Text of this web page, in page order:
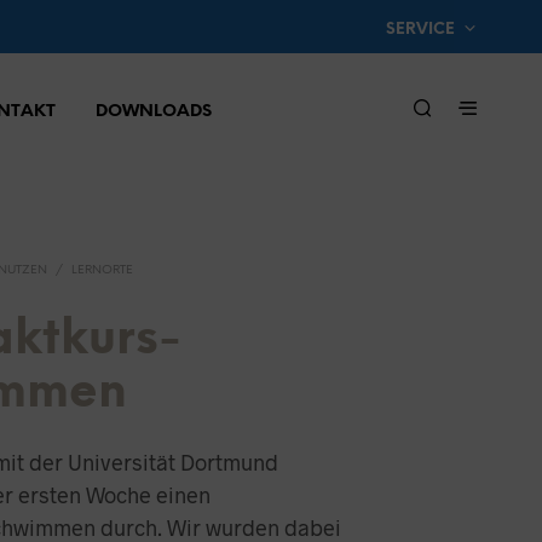
SERVICE
DOWNLOADS
LERNORTE
der Universität Dortmund
ersten Woche einen
durch. Wir wurden dabei